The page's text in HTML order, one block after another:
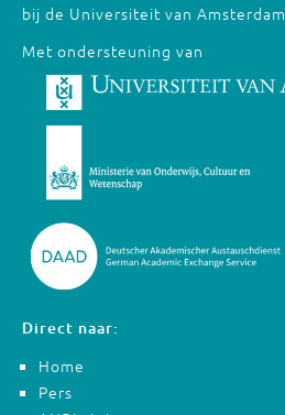
bij de Universiteit van Amsterdam
Met ondersteuning van
Direct naar:
Home
Pers